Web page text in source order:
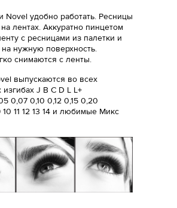
Novel удобно работать. Ресницы
лентах. Аккуратно пинцетом
с ресницами из палетки и
нужную поверхность.
снимаются с ленты.
выпускаются во всех
J B C D L L+
0,07 0,10 0,12 0,15 0,20
11 12 13 14 и любимые Микс